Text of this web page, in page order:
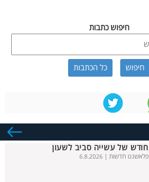
חיפוש כתבות
כל הכתבות
חודש של עשייה סביב לשעון
פלאשנט חדשות | 6.8.2026